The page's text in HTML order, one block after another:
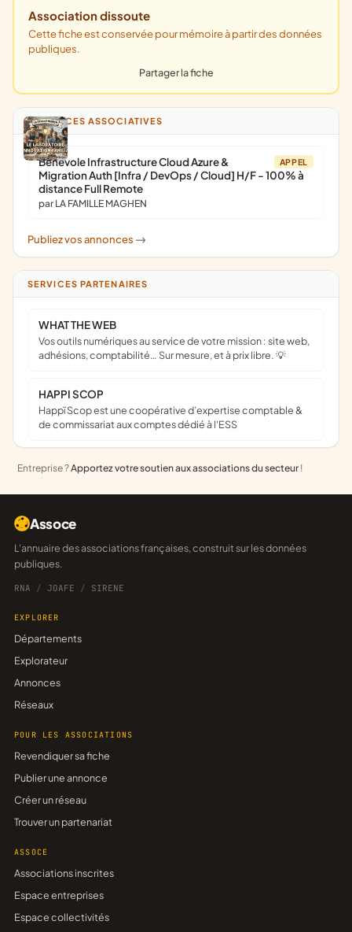
Association dissoute
Cette fiche est conservée pour mémoire à partir des données
publiques.
Partager la fiche
ANNONCES ASSOCIATIVES
APPEL
Bénévole Infrastructure Cloud Azure &
Migration Auth [Infra / DevOps / Cloud] H/F - 100% à
distance Full Remote
par LA FAMILLE MAGHEN
Publiez vos annonces ->
SERVICES PARTENAIRES
WHAT THE WEB
Vos outils numériques au service de votre mission : site web,
adhésions, comptabilité… Sur mesure, et à prix libre. 💡
HAPPI SCOP
Happï Scop est une coopérative d’expertise comptable &
de commissariat aux comptes dédié à l'ESS
Entreprise ?Apportez votre soutien aux associations du secteur !
Assoce
L'annuaire des associations françaises, construit sur les données
publiques.
RNA / JOAFE / SIRENE
EXPLORER
Départements
Explorateur
Annonces
Réseaux
POUR LES ASSOCIATIONS
Revendiquer sa fiche
Publier une annonce
Créer un réseau
Trouver un partenariat
ASSOCE
Associations inscrites
Espace entreprises
Espace collectivités